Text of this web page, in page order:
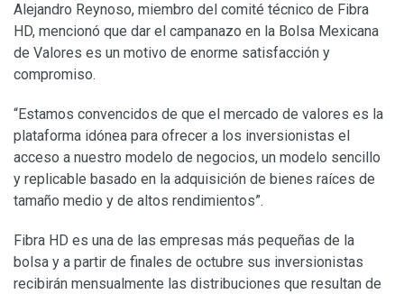
Alejandro Reynoso, miembro del comité técnico de Fibra
HD, mencionó que dar el campanazo en la Bolsa Mexicana
de Valores es un motivo de enorme satisfacción y
compromiso.
“Estamos convencidos de que el mercado de valores es la
plataforma idónea para ofrecer a los inversionistas el
acceso a nuestro modelo de negocios, un modelo sencillo
y replicable basado en la adquisición de bienes raíces de
tamaño medio y de altos rendimientos”.
Fibra HD es una de las empresas más pequeñas de la
bolsa y a partir de finales de octubre sus inversionistas
recibirán mensualmente las distribuciones que resultan de